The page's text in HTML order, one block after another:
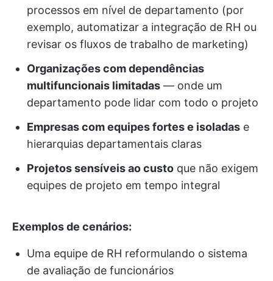
processos em nível de departamento (por
exemplo, automatizar a integração de RH ou
revisar os fluxos de trabalho de marketing)
Organizações com dependências
multifuncionais limitadas — onde um
departamento pode lidar com todo o projeto
Empresas com equipes fortes e isoladas e
hierarquias departamentais claras
Projetos sensíveis ao custo que não exigem
equipes de projeto em tempo integral
Exemplos de cenários:
Uma equipe de RH reformulando o sistema
de avaliação de funcionários